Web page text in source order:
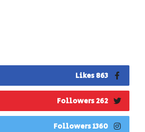
863 Likes
262 Followers
1360 Followers